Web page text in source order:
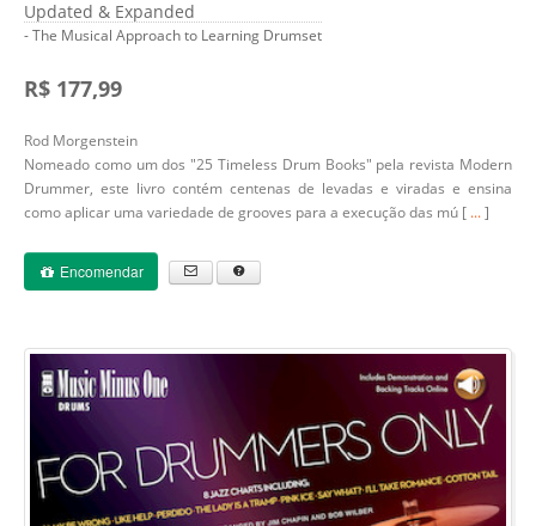
Updated & Expanded
- The Musical Approach to Learning Drumset
R$ 177,99
Rod Morgenstein
Nomeado como um dos "25 Timeless Drum Books" pela revista Modern
Drummer, este livro contém centenas de levadas e viradas e ensina
como aplicar uma variedade de grooves para a execução das mú [ ...]
Encomendar